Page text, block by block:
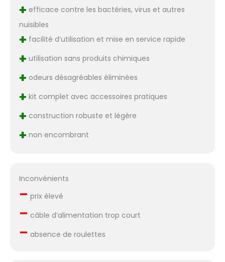
+ efficace contre les bactéries, virus et autres
nuisibles
+ facilité d’utilisation et mise en service rapide
+ utilisation sans produits chimiques
+ odeurs désagréables éliminées
+ kit complet avec accessoires pratiques
+ construction robuste et légère
+ non encombrant
Inconvénients
– prix élevé
– câble d’alimentation trop court
– absence de roulettes